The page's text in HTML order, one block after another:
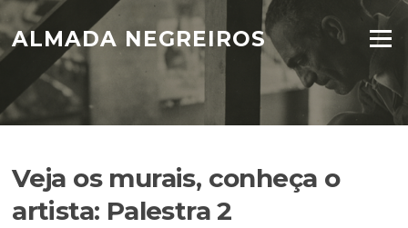
to
content
ALMADA NEGREIROS Menu
Veja os murais, conheça o
artista: Palestra 2